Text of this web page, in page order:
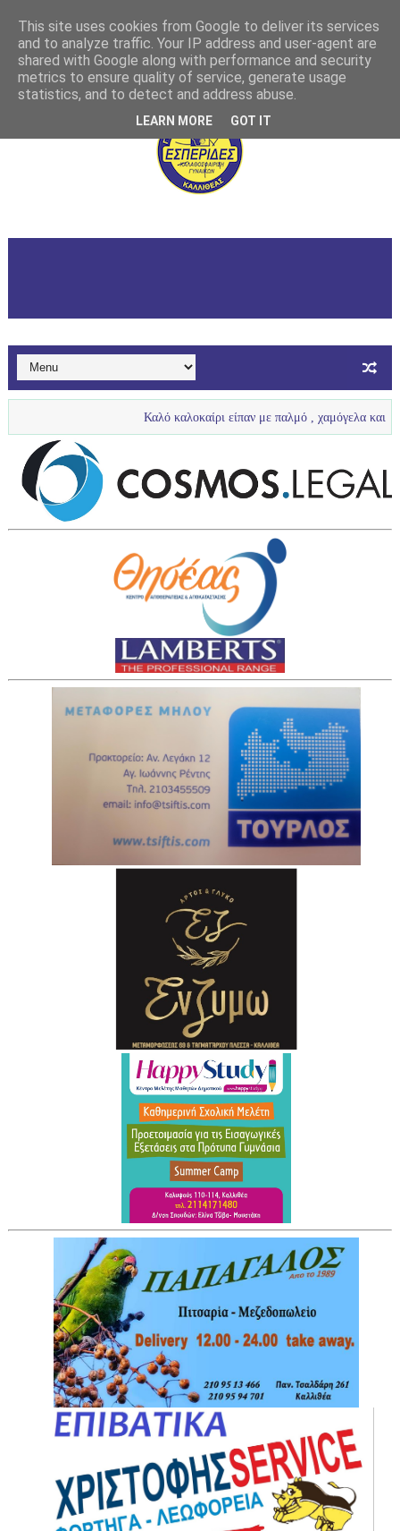
Καλό καλοκαίρι είπαν με παλμό , χαμόγελα και πολύ νερό τα
This site uses cookies from Google to deliver its services
and to analyze traffic. Your IP address and user-agent are
shared with Google along with performance and security
metrics to ensure quality of service, generate usage
statistics, and to detect and address abuse.
LEARN MORE GOT IT